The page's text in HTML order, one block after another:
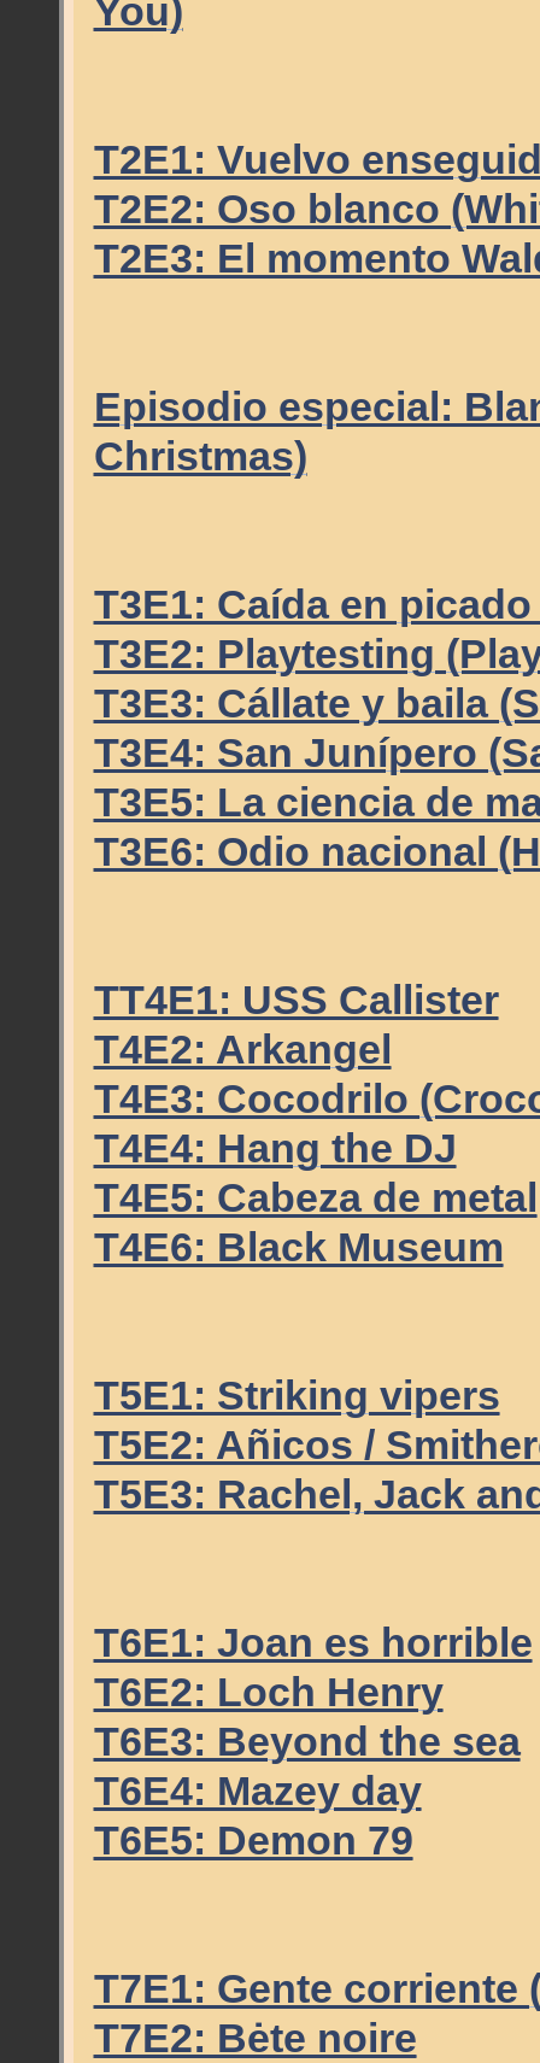
You)
T2E1: Vuelvo
T2E2: Oso blanco
T2E3: El momento
Episodio especial:
Christmas)
T3E1: Caída en
T3E2: Playtesting
T3E3: Cállate y baila
T3E4: San Junípero
T3E5: La ciencia de
T3E6: Odio nacional
TT4E1: USS Callister
T4E2: Arkangel
T4E3: Cocodrilo
T4E4: Hang the DJ
T4E5: Cabeza de metal
T4E6: Black Museum
T5E1: Striking vipers
T5E2: Añicos /
T5E3: Rachel, Jack
T6E1: Joan es horrible
T6E2: Loch Henry
T6E3: Beyond the sea
T6E4: Mazey day
T6E5: Demon 79
T7E1: Gente corriente
T7E2: Bėte noire